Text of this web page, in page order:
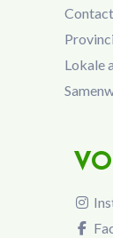
Contact
Lokale